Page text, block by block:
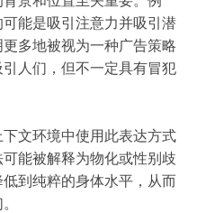
能是吸引注意力并吸引潜
多地被视为一种广告策略
人们，但不一定具有冒犯
文环境中使用此表达方式
能被解释为物化或性别歧
到纯粹的身体水平，从而